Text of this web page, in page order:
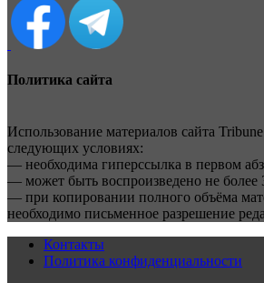
Политика сайта
Использование материалов сайта
следующих условиях:
— необходима гиперссылка в первом
— может быть воспроизведено не более
— при копировании полного объёма
необходимо письменное разрешение
Контакты
Политика конфиденциальности